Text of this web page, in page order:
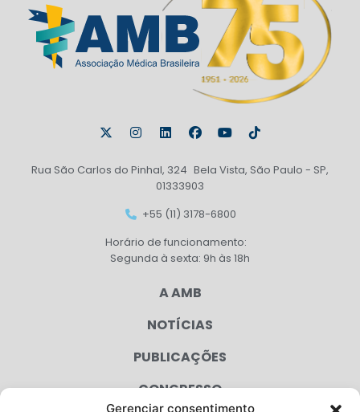
Gerenciar consentimento
Rua São Carlos do Pinhal, 324 Bela Vista, São Paulo - SP,
01333903
+55 (11) 3178-6800
Horário de funcionamento:
Segunda à sexta: 9h às 18h
A AMB
NOTÍCIAS
PUBLICAÇÕES
CONGRESSO